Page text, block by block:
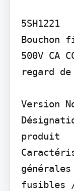
5SH1221
Bouchon
500V CA
regard
Version
produit
fusibles /